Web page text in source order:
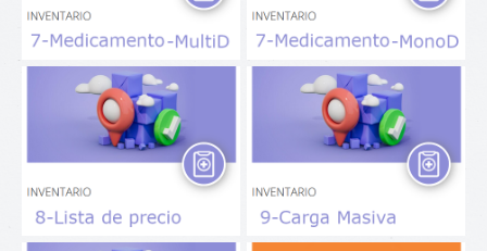
Lista de Precio Carga Stock